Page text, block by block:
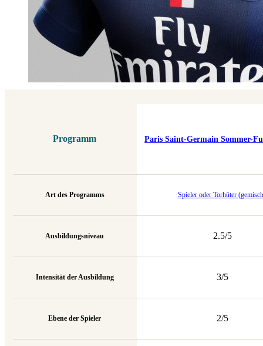
Programm
Art des Programms
Ausbildungsniveau
Intensität der Ausbildung
Ebene der Spieler
Paris Saint-Germain Sommer-
Spieler oder Torhüter
2.5/5
3/5
2/5